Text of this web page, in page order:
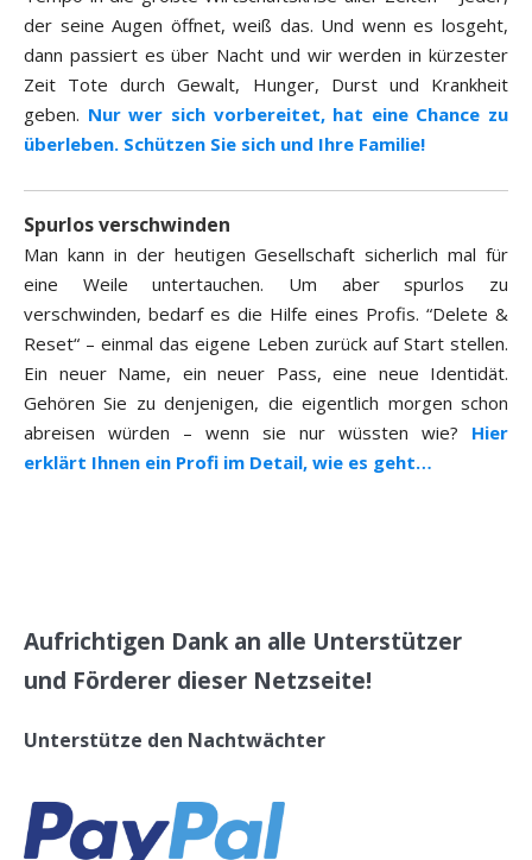
der seine Augen öffnet, weiß das. Und wenn es losgeht,
dann passiert es über Nacht und wir werden in kürzester
Zeit Tote durch Gewalt, Hunger, Durst und Krankheit
geben. Nur wer sich vorbereitet, hat eine Chance zu
überleben. Schützen Sie sich und Ihre Familie!
Spurlos verschwinden
Man kann in der heutigen Gesellschaft sicherlich mal für
eine Weile untertauchen. Um aber spurlos zu
verschwinden, bedarf es die Hilfe eines Profis. “Delete &
Reset“ – einmal das eigene Leben zurück auf Start stellen.
Ein neuer Name, ein neuer Pass, eine neue Identidät.
Gehören Sie zu denjenigen, die eigentlich morgen schon
abreisen würden – wenn sie nur wüssten wie? Hier
erklärt Ihnen ein Profi im Detail, wie es geht…
Aufrichtigen Dank an alle Unterstützer
und Förderer dieser Netzseite!
Unterstütze den Nachtwächter